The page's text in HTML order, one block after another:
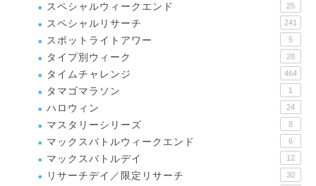
スペシャルウィークエンド 25
スペシャルリサーチ 241
スポットライトアワー 5
タイプ別ウィーク 28
タイムチャレンジ 464
タマゴマラソン 1
ハロウィン 24
マスタリーシリーズ 8
マックスバトルウィークエンド 6
マックスバトルデイ 12
リサーチデイ／限定リサーチ 30